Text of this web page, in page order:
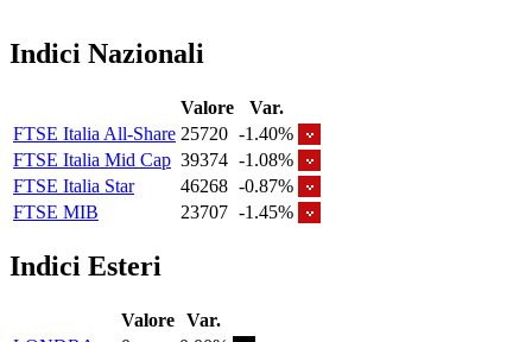
Indici Nazionali
Valore
Var.
FTSE Italia All-Share 25720 -1.40%
FTSE Italia Mid Cap 39374 -1.08%
FTSE Italia Star
46268 -0.87%
FTSE MIB
23707 -1.45%
Indici Esteri
Valore Var.